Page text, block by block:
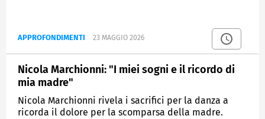
APPROFONDIMENTI 23 MAGGIO 2026
Nicola Marchionni: "I miei sogni e il ricordo di
mia madre"
Nicola Marchionni rivela i sacrifici per la danza a
ricorda il dolore per la scomparsa della madre.